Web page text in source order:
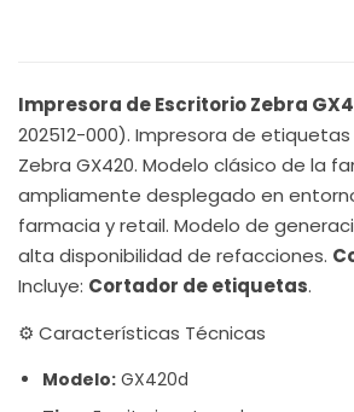
Impresora de Escritorio Zebra
202512-000). Impresora de
Zebra GX420. Modelo clásico de la
ampliamente desplegado en
farmacia y retail. Modelo de
alta disponibilidad de refacciones.
Incluye: Cortador de etiquetas.
⚙️ Características Técnicas
Modelo: GX420d